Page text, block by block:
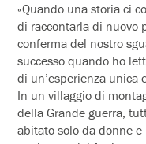
«Quando una storia ci
di raccontarla di nuovo
conferma del nostro
successo quando ho
di un’esperienza unica
In un villaggio di
della Grande guerra,
abitato solo da donne